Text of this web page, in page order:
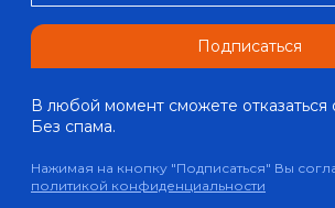
Подписаться
В любой момент сможете отказаться
Без спама.
Нажимая на кнопку "Подписаться" Вы
политикой конфиденциальности